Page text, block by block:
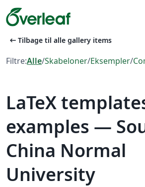
arrow_left_alt Tilbage til alle gallery items
Filtre:Alle/Skabeloner/Eksempler/
LaTeX
examples —
China Normal
University